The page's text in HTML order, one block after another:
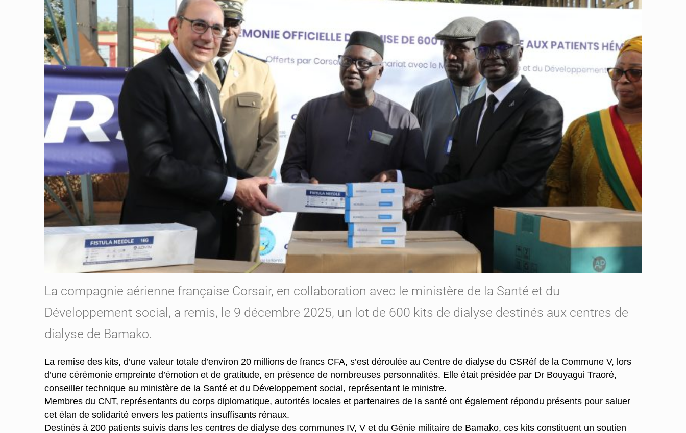
La compagnie aérienne française Corsair, en collaboration avec le ministère de la Santé et du
Développement social, a remis, le 9 décembre 2025, un lot de 600 kits de dialyse destinés aux centres de
dialyse de Bamako.
La remise des kits, d’une valeur totale d’environ 20 millions de francs CFA, s’est déroulée au Centre de dialyse du CSRéf de la Commune V, lors
d’une cérémonie empreinte d’émotion et de gratitude, en présence de nombreuses personnalités. Elle était présidée par Dr Bouyagui Traoré,
conseiller technique au ministère de la Santé et du Développement social, représentant le ministre.
Membres du CNT, représentants du corps diplomatique, autorités locales et partenaires de la santé ont également répondu présents pour saluer
cet élan de solidarité envers les patients insuffisants rénaux.
Destinés à 200 patients suivis dans les centres de dialyse des communes IV, V et du Génie militaire de Bamako, ces kits constituent un soutien